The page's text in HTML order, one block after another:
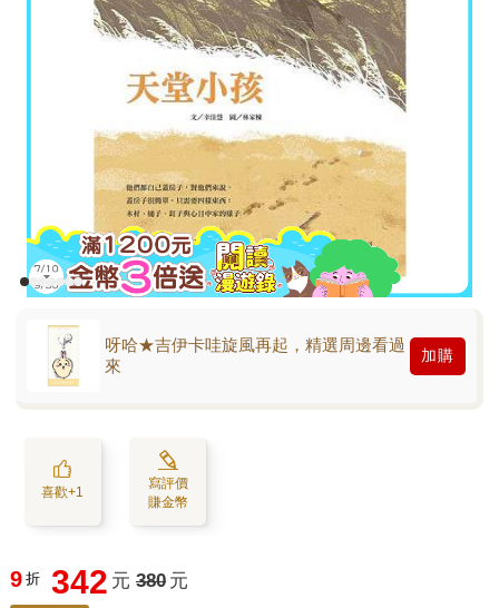
呀哈★吉伊卡哇旋風再起，精選周邊看過
來
加購
喜歡+1
寫評價
賺金幣
9 折 342 元 380 元